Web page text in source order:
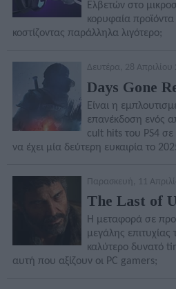
Ελβετών στο
κορυφαία προϊόντα
κοστίζοντας παράλληλα λιγότερο;
Δευτέρα, 28
Days Gone
Είναι η
επανέκδοση ενός
cult hits του PS4 σε
να έχει μία δεύτερη ευκαιρία το
Παρασκευή, 11
The Last of
Η μεταφορά σε
μεγάλης επιτυχίας
καλύτερο δυνατό
αυτή που αξίζουν οι PC gamers;